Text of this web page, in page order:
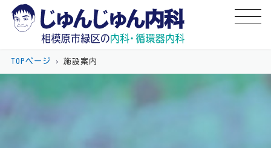
TOPページ › 施設案内